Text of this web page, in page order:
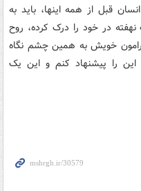
قبل از همه اينها، بايد به
در خود را درک کرده، روح
خويش به همين چشم نگاه
را پيشنهاد کنم و اين يک